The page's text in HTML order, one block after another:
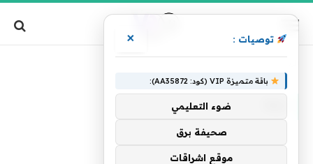
توصيات : ×
باقة متميزة VIP (كود: AA35872):
ضوء التعليمي
صحيفة برق
موقع اشراقات